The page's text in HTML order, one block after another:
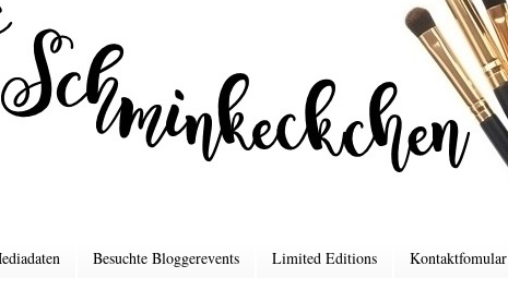
Besuchte Bloggerevents Limited Editions Kontaktfomular